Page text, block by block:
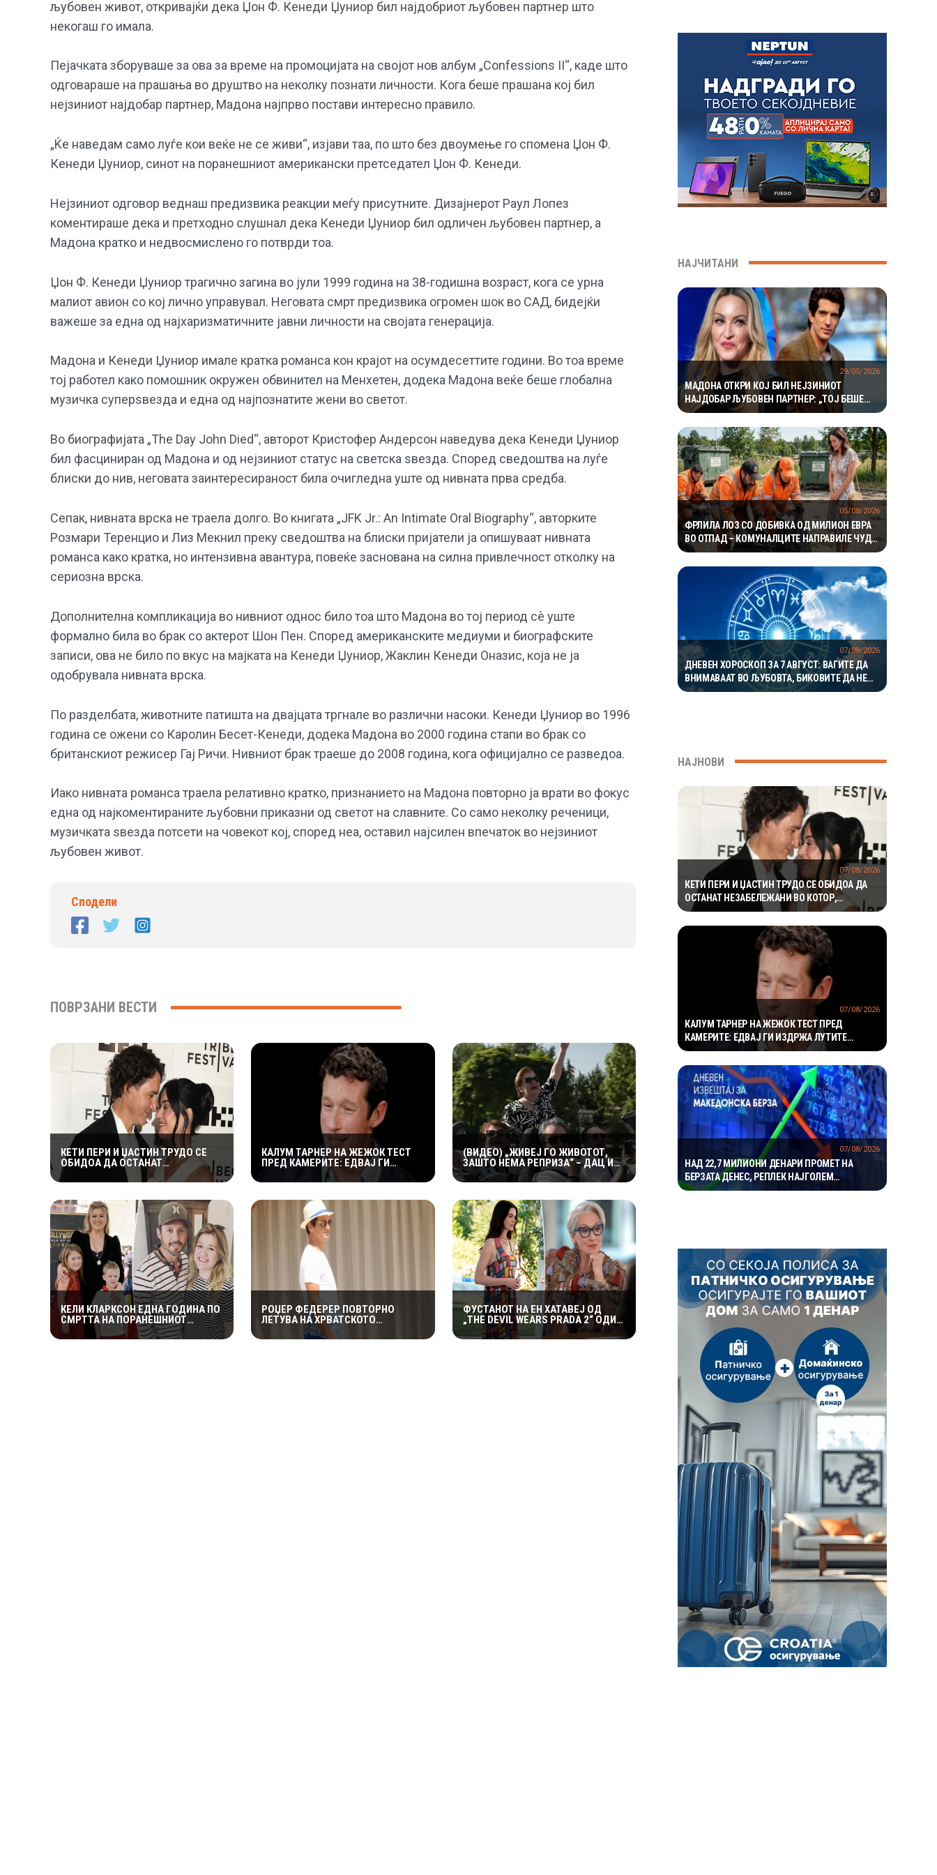
љубовен живот, откривајќи дека Џон Ф. Кенеди Џуниор бил најдобриот љубовен партнер што
некогаш го имала.
Пејачката зборуваше за ова за време на промоцијата на својот нов албум „Confessions II“, каде што
одговараше на прашања во друштво на неколку познати личности. Кога беше прашана кој бил
нејзиниот најдобар партнер, Мадона најпрво постави интересно правило.
„Ќе наведам само луѓе кои веќе не се живи“, изјави таа, по што без двоумење го спомена Џон Ф.
Кенеди Џуниор, синот на поранешниот американски претседател Џон Ф. Кенеди.
Нејзиниот одговор веднаш предизвика реакции меѓу присутните. Дизајнерот Раул Лопез
коментираше дека и претходно слушнал дека Кенеди Џуниор бил одличен љубовен партнер, а
Мадона кратко и недвосмислено го потврди тоа.
Џон Ф. Кенеди Џуниор трагично загина во јули 1999 година на 38-годишна возраст, кога се урна
малиот авион со кој лично управувал. Неговата смрт предизвика огромен шок во САД, бидејќи
важеше за една од најхаризматичните јавни личности на својата генерација.
Мадона и Кенеди Џуниор имале кратка романса кон крајот на осумдесеттите години. Во тоа време
тој работел како помошник окружен обвинител на Менхетен, додека Мадона веќе беше глобална
музичка суперѕвезда и една од најпознатите жени во светот.
Во биографијата „The Day John Died“, авторот Кристофер Андерсон наведува дека Кенеди Џуниор
бил фасциниран од Мадона и од нејзиниот статус на светска ѕвезда. Според сведоштва на луѓе
блиски до нив, неговата заинтересираност била очигледна уште од нивната прва средба.
Сепак, нивната врска не траела долго. Во книгата „JFK Jr.: An Intimate Oral Biography“, авторките
Розмари Теренцио и Лиз Мекнил преку сведоштва на блиски пријатели ја опишуваат нивната
романса како кратка, но интензивна авантура, повеќе заснована на силна привлечност отколку на
сериозна врска.
Дополнителна компликација во нивниот однос било тоа што Мадона во тој период сè уште
формално била во брак со актерот Шон Пен. Според американските медиуми и биографските
записи, ова не било по вкус на мајката на Кенеди Џуниор, Жаклин Кенеди Оназис, која не ја
одобрувала нивната врска.
По разделбата, животните патишта на двајцата тргнале во различни насоки. Кенеди Џуниор во 1996
година се ожени со Каролин Бесет-Кенеди, додека Мадона во 2000 година стапи во брак со
британскиот режисер Гај Ричи. Нивниот брак траеше до 2008 година, кога официјално се разведоа.
Иако нивната романса траела релативно кратко, признанието на Мадона повторно ја врати во фокус
една од најкоментираните љубовни приказни од светот на славните. Со само неколку реченици,
музичката ѕвезда потсети на човекот кој, според неа, оставил најсилен впечаток во нејзиниот
љубовен живот.
Сподели
ПОВРЗАНИ ВЕСТИ
КЕТИ ПЕРИ И ЏАСТИН ТРУДО СЕ
ОБИДОА ДА ОСТАНАТ
НЕЗАБЕЛЕЖАНИ ВО КОТОР,
МЕШТАНИТЕ СО ДУХОВИТИ
ПРЕПОЗНАЛ“
КАЛУМ ТАРНЕР НА ЖЕЖОК ТЕСТ
ПРЕД КАМЕРИТЕ: ЕДВАЈ ГИ
ИЗДРЖА ЛУТИТЕ КРИЛЦА –
„УСТАТА МИ ГОРИ“
(ВИДЕО) „ЖИВЕЈ ГО ЖИВОТОТ,
ЗАШТО НЕМА РЕПРИЗА“ – ДАЦ И
АЛЕКСАНДАР СО МАРИЈАНА И
РОСАНА ЈА ПРЕТСТАВИЈА
КЕЛИ КЛАРКСОН ЕДНА ГОДИНА ПО
СМРТТА НА ПОРАНЕШНИОТ
СОПРУГ: ЦЕЛОСНО ИМ СЕ
ПОСВЕТИЛА НА ДЕЦАТА ВО
РОЏЕР ФЕДЕРЕР ПОВТОРНО
ЛЕТУВА НА ХРВАТСКОТО
КРАЈБРЕЖЈЕ: ОТКРИ ЗОШТО
СЕКОГАШ СЕ ВРАЌА НА МАЛИ
ФУСТАНОТ НА ЕН ХАТАВЕЈ ОД
„THE DEVIL WEARS PRADA 2“ ОДИ
НА АУКЦИЈА – И ТОА СО ДАМКИТЕ
ОД СНИМАЊЕТО
НАЈЧИТАНИ
МАДОНА ОТКРИ КОЈ БИЛ НЕЈЗИНИОТ
НАЈДОБАР ЉУБОВЕН ПАРТНЕР: „ТОЈ БЕШЕ
ПОСЕБЕН“
29/05/2026
ФРЛИЛА ЛОЗ СО ДОБИВКА ОД МИЛИОН ЕВРА
ВО ОТПАД – КОМУНАЛЦИТЕ НАПРАВИЛЕ ЧУДО
ЗА ДА ГО ПРОНАЈДАТ
05/08/2026
ДНЕВЕН ХОРОСКОП ЗА 7 АВГУСТ: ВАГИТЕ ДА
ВНИМАВААТ ВО ЉУБОВТА, БИКОВИТЕ ДА НЕ
РИЗИКУВААТ НА РАБОТА
07/08/2026
НАЈНОВИ
КЕТИ ПЕРИ И ЏАСТИН ТРУДО СЕ ОБИДОА ДА
ОСТАНАТ НЕЗАБЕЛЕЖАНИ ВО КОТОР,
МЕШТАНИТЕ СО ДУХОВИТИ РЕАКЦИИ: „НИКОЈ
НЕ БИ ГИ ПРЕПОЗНАЛ“
07/08/2026
КАЛУМ ТАРНЕР НА ЖЕЖОК ТЕСТ ПРЕД
КАМЕРИТЕ: ЕДВАЈ ГИ ИЗДРЖА ЛУТИТЕ
КРИЛЦА – „УСТАТА МИ ГОРИ“
07/08/2026
НАД 22,7 МИЛИОНИ ДЕНАРИ ПРОМЕТ НА
БЕРЗАТА ДЕНЕС, РЕПЛЕК НАЈГОЛЕМ
ДОБИТНИК
07/08/2026